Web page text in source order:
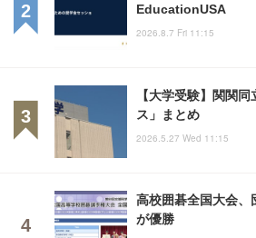
EducationUSA
2026.8.7 Fri 11:15
【大学受験】関関
ス」まとめ
2026.5.27 Wed 11:15
高校囲碁全国大会、
が優勝